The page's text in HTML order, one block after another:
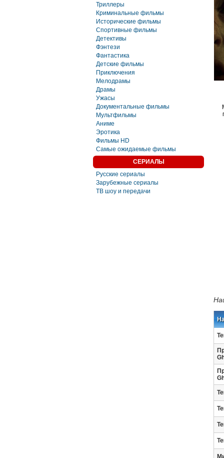
Триллеры
Криминальные фильмы
Исторические фильмы
Спортивные фильмы
Детективы
Фэнтези
Фaнтастика
Детские фильмы
Приключения
Мелодрамы
Драмы
Ужасы
Документальные фильмы
Мультфильмы
Аниме
Эротика
Фильмы HD
Самые ожидаемые фильмы
СЕРИАЛЫ
Русские сериалы
Зарубежные сериалы
ТВ шоу и передачи